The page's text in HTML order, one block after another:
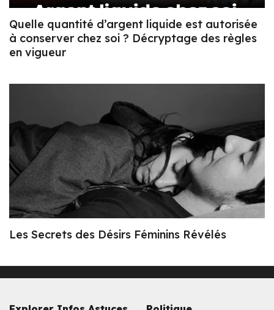
Quelle quantité d’argent liquide est autorisée
à conserver chez soi ? Décryptage des règles
en vigueur
Les Secrets des Désirs Féminins Révélés